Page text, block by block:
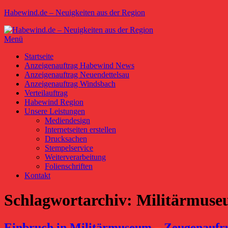
Zum
springen
Habewind.de – Neuigkeiten aus der Region
Menü
Primäres
Menü
Startseite
Anzeigenauftrag Habewind News
Anzeigenauftrag Neuendettelsau
Anzeigenauftrag Windsbach
Verteilauftrag
Habewind Region
Unsere Leistungen
Mediendesign
Internetseiten erstellen
Drucksachen
Stempelservice
Weiterverarbeitung
Folienschriften
Kontakt
Schlagwortarchiv: